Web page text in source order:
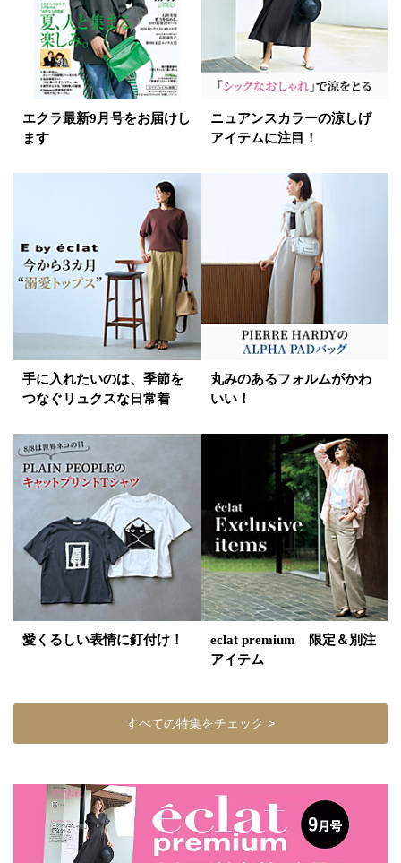
エクラ最新9月号をお届けし
ます
ニュアンスカラーの涼しげ
アイテムに注目！
手に入れたいのは、季節を
つなぐリュクスな日常着
丸みのあるフォルムがかわ
いい！
愛くるしい表情に釘付け！
eclat premium 限定＆別注
アイテム
すべての特集をチェック >